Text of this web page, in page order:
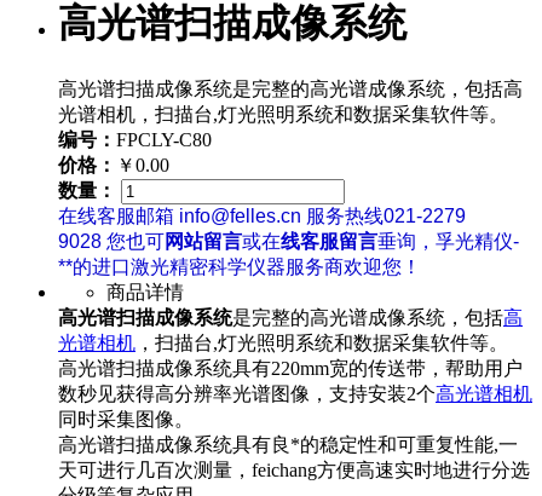
高光谱扫描成像系统
高光谱扫描成像系统是完整的高光谱成像系统，包括高
光谱相机，扫描台,灯光照明系统和数据采集软件等。
编号： FPCLY-C80
价格： ￥0.00
数量：
在线客服邮箱 info@felles.cn 服务热线021-2279
9028 您也可网站留言或在线客服留言垂询，孚光精仪-
**的进口激光精密科学仪器服务商欢迎您！
商品详情
高光谱扫描成像系统是完整的高光谱成像系统，包括高
光谱相机 ，扫描台,灯光照明系统和数据采集软件等。
高光谱扫描成像系统具有220mm宽的传送带，帮助用户
数秒见获得高分辨率光谱图像，支持安装2个高光谱相机
同时采集图像。
高光谱扫描成像系统具有良*的稳定性和可重复性能,一
天可进行几百次测量，feichang方便高速实时地进行分选